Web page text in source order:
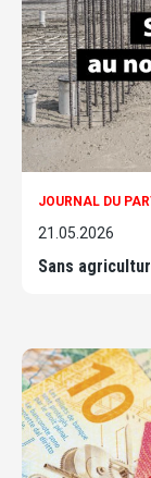
JOURNAL DU
21.05.2026
Sans